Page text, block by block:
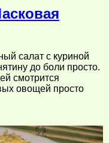
салат с куриной
до боли просто.
смотрится
овощей просто